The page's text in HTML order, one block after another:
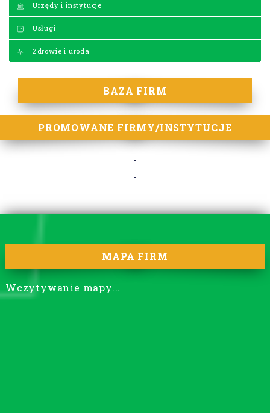
Urzędy i instytucje
Usługi
Zdrowie i uroda
BAZA FIRM
PROMOWANE FIRMY/INSTYTUCJE
MAPA FIRM
Wczytywanie mapy...